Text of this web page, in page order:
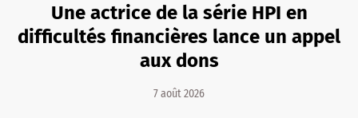
Une actrice de la série HPI en
difficultés financières lance un appel
aux dons
7 août 2026